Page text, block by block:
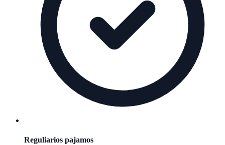
Reguliarios pajamos